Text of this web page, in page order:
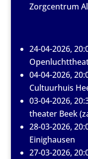
Zorgcentrum
24-04-2026,
04-04-2026,
Cultuurhuis
03-04-2026,
theater Beek
28-03-2026,
Einighausen
27-03-2026,